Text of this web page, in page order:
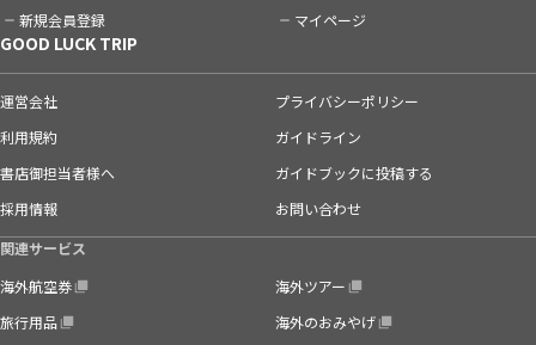
新規会員登録 マイページ
GOOD LUCK TRIP
運営会社
プライバシーポリシー
利用規約
ガイドライン
書店御担当者様へ
ガイドブックに投稿する
採用情報
お問い合わせ
関連サービス
海外航空券
海外ツアー
旅行用品
海外のおみやげ